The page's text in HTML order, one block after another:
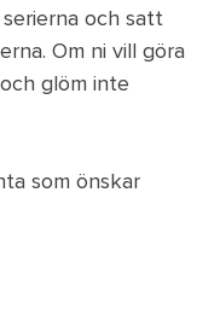
och satt
Om ni vill göra
glöm inte
som önskar